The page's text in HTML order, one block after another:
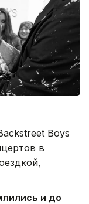
Boys
в
и до